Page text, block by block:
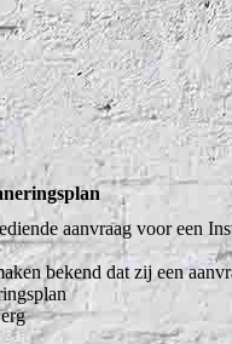
aanvraag voor een
bekend dat zij een